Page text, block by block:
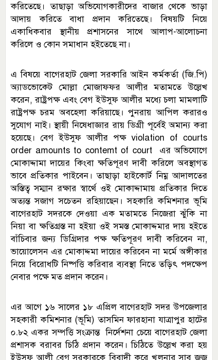
করিতেছে। তাছাড়া অভিযোগকারীদের বাজার থেকে ভাড়া
আদায় করিতে বাধা প্রদান করিতেছে। বিষয়টি নিয়ে
একাধিকবার স্থানীয় প্রশাসনের সাথে আলাপ-আলোচনা
করিলে ও কোন সমাধান হইতেছে না।
এ বিষয়ে বাগেরহাট জেলা সরকারি আইন কর্মকর্তা (জি.পি)
অ্যাডভোকেট মোল্লা মোজাফফর আলীর মতামতে উল্লেখ
করেন, রাষ্ট্রপক্ষ এবং বেগ ইউসুফ আলীর মধ্যে চলা মামলাটি
রাষ্ট্রপক্ষ চরম অবহেলা করিয়াছে। পুনরায় আপিল করারও
সুযোগ নাই। স্থায়ী নিষেধাজ্ঞার রায় ডিগ্রী পূর্বেই অমান্য করা
হয়েছে। বেগ ইউসুফ আলীর পক্ষ violation of courts
order amounts to contemt of court এর অভিযোগে
মোকাদ্দামা দায়ের কিংবা ক্ষতিপূরণ দাবী করিলে অবস্থাগত
ভাবে প্রতিকার পাইবেন। তাছাড়া হাইকোর্ট নিম্ন আদালতের
অস্তিত্ব সম্মান রক্ষার স্বার্থে ওই মোকাদ্দামায় প্রতিকার দিতে
অত্যন্ত সজাগ সচেতন রহিয়াছেন। সহকারি কমিশনার ভূমি
বাগেরহাট সদরকে দেওয়া এক মতামতে নিজেরা ঝুঁকি না
নিয়া বা ক্ষতিগ্রস্ত না হইয়া ওই সমস্ত মোকাদ্দমার দায় হইতে
বাঁচিবার জন্য ডিগ্রিদার পক্ষ ক্ষতিপূরণ দাবী করিবেন না,
ভায়োলেসন এর মোকাদ্দমা দায়ের করিবেন না মর্মে অঙ্গীকার
নিয়ে বিরোধটি নিষ্পত্তি করিবার ব্যবস্থা নিতে তড়িৎ পদক্ষেপ
নেবার পক্ষে মত প্রদান করেন।
এর আগে ১৬ সালের ১৮ এপ্রিল বাগেরহাট সদর উপজেলার
সহকারী কমিশনার (ভূমি) তাসমিন ফারহানা যাত্রাপুর হাটের
০.৮২ একর সম্পত্তি সংক্রান্ত নির্দেশনা চেয়ে বাগেরহাট জেলা
প্রশাসক বরাবর চিঠি প্রদান করেন। চিঠিতে উল্লেখ করা হয়
ইউসুফ আলী বেগ সরকারকে বিবাদী করে খুলনার সাব জজ